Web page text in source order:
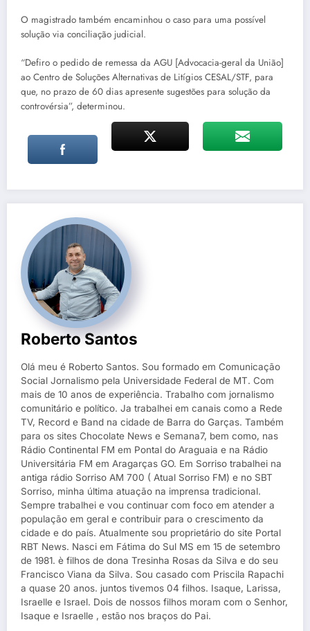
O magistrado também encaminhou o caso para uma possível
solução via conciliação judicial.
“Defiro o pedido de remessa da AGU [Advocacia-geral da União]
ao Centro de Soluções Alternativas de Litígios CESAL/STF, para
que, no prazo de 60 dias apresente sugestões para solução da
controvérsia”, determinou.
Roberto Santos
Olá meu é Roberto Santos. Sou formado em Comunicação
Social Jornalismo pela Universidade Federal de MT. Com
mais de 10 anos de experiência. Trabalho com jornalismo
comunitário e político. Ja trabalhei em canais como a Rede
TV, Record e Band na cidade de Barra do Garças. Também
para os sites Chocolate News e Semana7, bem como, nas
Rádio Continental FM em Pontal do Araguaia e na Rádio
Universitária FM em Aragarças GO. Em Sorriso trabalhei na
antiga rádio Sorriso AM 700 ( Atual Sorriso FM) e no SBT
Sorriso, minha última atuação na imprensa tradicional.
Sempre trabalhei e vou continuar com foco em atender a
população em geral e contribuir para o crescimento da
cidade e do país. Atualmente sou proprietário do site Portal
RBT News. Nasci em Fátima do Sul MS em 15 de setembro
de 1981. è filhos de dona Tresinha Rosas da Silva e do seu
Francisco Viana da Silva. Sou casado com Priscila Rapachi
a quase 20 anos. juntos tivemos 04 filhos. Isaque, Larissa,
Israelle e Israel. Dois de nossos filhos moram com o Senhor,
Isaque e Israelle , estão nos braços do Pai.